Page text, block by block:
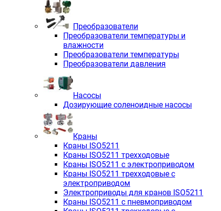
Преобразователи
Преобразователи температуры и
влажности
Преобразователи температуры
Преобразователи давления
Насосы
Дозирующие соленоидные насосы
Краны
Краны ISO5211
Краны ISO5211 трехходовые
Краны ISO5211 с электроприводом
Краны ISO5211 трехходовые с
электроприводом
Электроприводы для кранов ISO5211
Краны ISO5211 с пневмоприводом